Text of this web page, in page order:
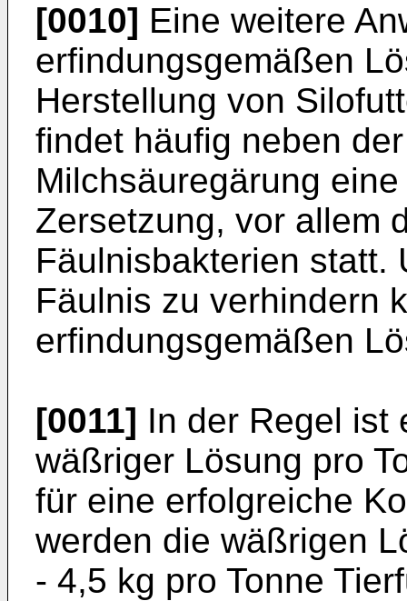
[0010] Eine weitere
erfindungsgemäßen
Herstellung von
findet häufig neben
Milchsäuregärung
Zersetzung, vor allem
Fäulnisbakterien statt.
Fäulnis zu verhindern
erfindungsgemäßen
[0011] In der Regel ist
wäßriger Lösung pro
für eine erfolgreiche
werden die wäßrigen
- 4,5 kg pro Tonne